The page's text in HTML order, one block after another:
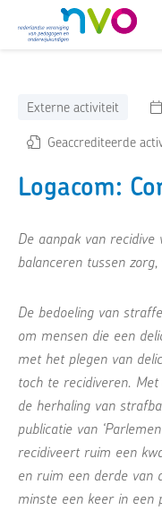
NVO
Externe activiteit
Geaccrediteerde
Logacom:
De aanpak van
balanceren tussen
De bedoeling van
om mensen die een
met het plegen van
toch te recidiveren.
de herhaling van
publicatie van
recidiveert ruim een
en ruim een derde van
minste een keer in een